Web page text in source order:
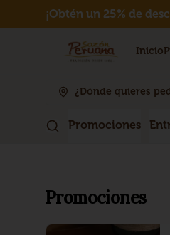
¡Obtén un 25% de
Inicio
¿Dónde quieres
Promociones
Promociones